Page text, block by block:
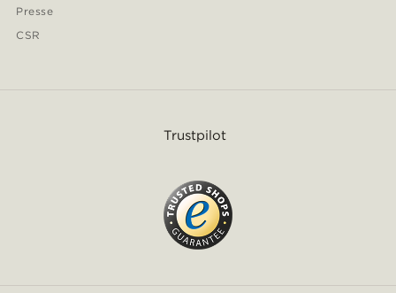
Presse
CSR
Trustpilot